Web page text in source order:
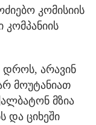
კომისიის
კომპანიის
დროს, არავინ
მოუტანიათ
მზია
და ციხეში